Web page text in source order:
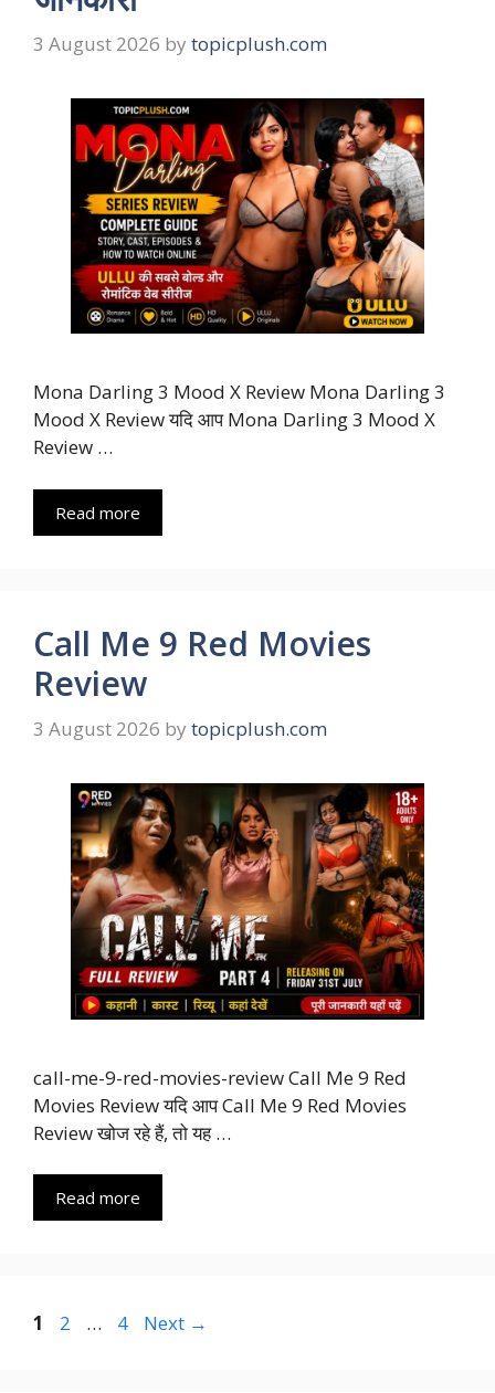
3 August 2026 by topicplush.com
Mona Darling 3 Mood X Review Mona Darling 3
Mood X Review यदि आप Mona Darling 3 Mood X
Review …
Read more
Call Me 9 Red Movies
Review
3 August 2026 by topicplush.com
call-me-9-red-movies-review Call Me 9 Red
Movies Review यदि आप Call Me 9 Red Movies
Review खोज रहे हैं, तो यह …
Read more
Page
1 Page
2 … Page
4 Next →